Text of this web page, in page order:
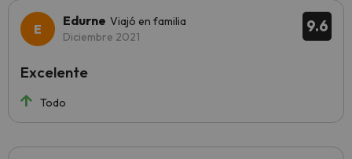
9.6
Edurne Viajó en familia
Diciembre 2021
Todo
Excelente